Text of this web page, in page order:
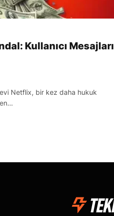
Kullanıcı Mesajları
Netflix, bir kez daha hukuk